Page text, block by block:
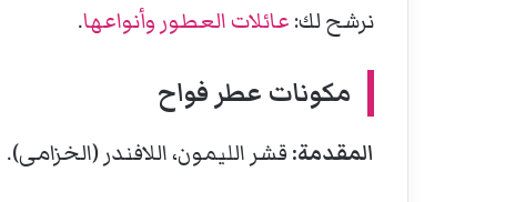
نرشح لك: عائلات العطور وأنواعها.
مكونات عطر فواح
المقدمة:قشر الليمون، اللافندر (الخزامى).